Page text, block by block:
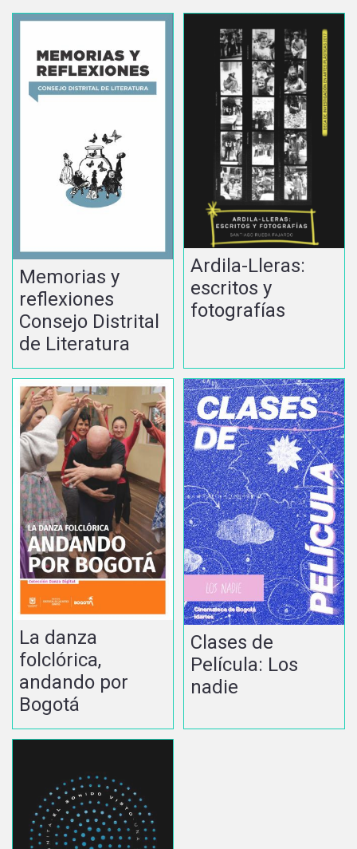
Memorias y
reflexiones
Consejo Distrital
de Literatura
Ardila-Lleras:
escritos y
fotografías
La danza
folclórica,
andando por
Bogotá
Clases de
Película: Los
nadie